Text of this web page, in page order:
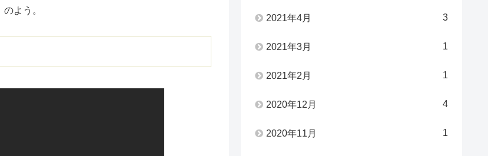
のよう。
2021年4月 3
2021年3月 1
2021年2月 1
2020年12月 4
2020年11月 1